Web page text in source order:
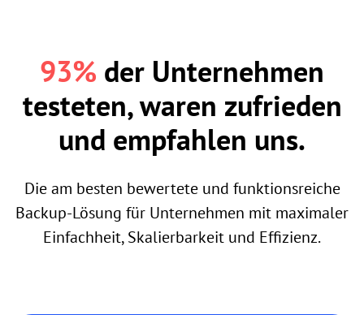
93% der Unternehmen
testeten, waren zufrieden
und empfahlen uns.
Die am besten bewertete und funktionsreiche
Backup-Lösung für Unternehmen mit maximaler
Einfachheit, Skalierbarkeit und Effizienz.